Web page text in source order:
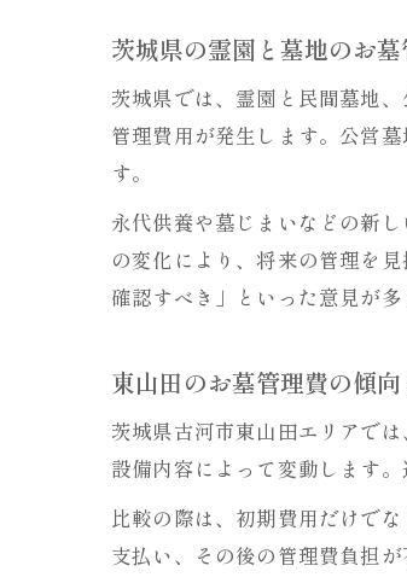
茨城県の霊園と墓地のお
茨城県では、霊園と民間墓地
管理費用が発生します。公営
す。
永代供養や墓じまいなどの新
の変化により、将来の管理を
確認すべき」といった意見が
東山田のお墓管理費の傾
茨城県古河市東山田エリアで
設備内容によって変動します
比較の際は、初期費用だけで
支払い、その後の管理費負担